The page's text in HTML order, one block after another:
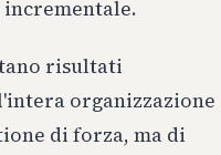
incrementale.
risultati
organizzazione
di forza, ma di